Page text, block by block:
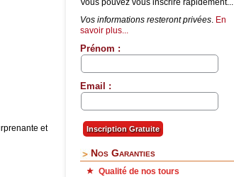
et
Vous pouvez vous inscrire rapidement...
Vos informations resteront privées. En
savoir plus...
Prénom :
Email :
Nos Garanties
Qualité de nos tours